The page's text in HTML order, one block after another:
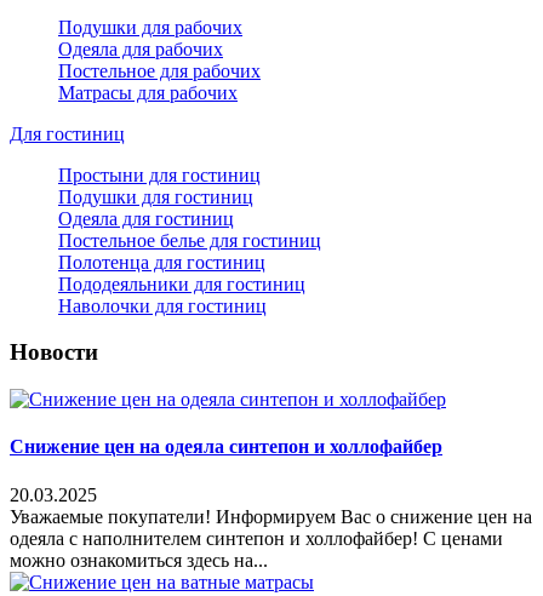
Подушки для рабочих
Одеяла для рабочих
Постельное для рабочих
Матрасы для рабочих
Для гостиниц
Простыни для гостиниц
Подушки для гостиниц
Одеяла для гостиниц
Постельное белье для гостиниц
Полотенца для гостиниц
Пододеяльники для гостиниц
Наволочки для гостиниц
Новости
Снижение цен на одеяла синтепон и холлофайбер
20.03.2025
Уважаемые покупатели! Информируем Вас о снижение цен на
одеяла с наполнителем синтепон и холлофайбер! С ценами
можно ознакомиться здесь на...